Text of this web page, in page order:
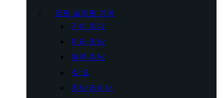
캠핑 슬리핑 기어
간이 침대
미라 침낭
봉투 침낭
짚 요
침낭 라이너